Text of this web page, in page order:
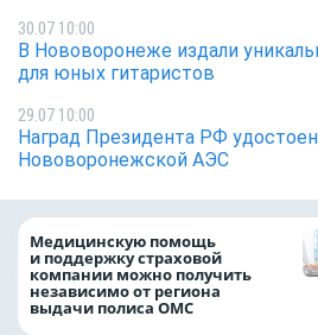
30.07 10:00
В Нововоронеже издали
для юных гитаристов
29.07 10:00
Наград Президента РФ
Нововоронежской АЭС
Медицинскую помощь
и поддержку страховой
компании можно получить
независимо от региона
выдачи полиса ОМС